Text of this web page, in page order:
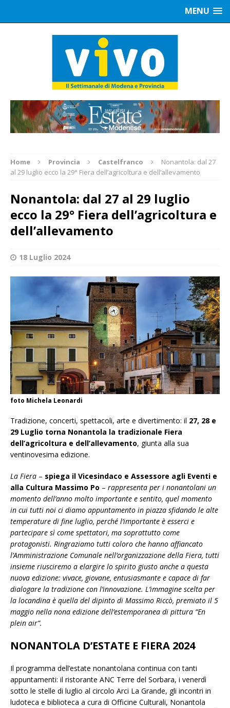
MENU
Home Provincia Castelfranco
Nonantola: dal 27
al 29 luglio ecco la 29° Fiera dell’agricoltura e dell’allevamento
Nonantola: dal 27 al 29 luglio
ecco la 29° Fiera dell’agricoltura e
dell’allevamento
18 Luglio 2024
foto Michela Leonardi
Tradizione, concerti, spettacoli, arte e divertimento: il 27, 28 e
29 Luglio torna Nonantola la tradizionale Fiera
dell’agricoltura e dell’allevamento, giunta alla sua
ventinovesima edizione.
La Fiera – spiega il Vicesindaco e Assessore agli Eventi e
alla Cultura Massimo Po – rappresenta per i nonantolani un
momento dell’anno molto importante e sentito, quel momento
in cui tutti noi ci diamo appuntamento in piazza sfidando le alte
temperature di fine luglio, perché l’importante è esserci e
partecipare sì come spettatori, ma soprattutto come
protagonisti. Ringraziamo tutti coloro che hanno affiancato
l’Amministrazione Comunale nell’organizzazione della Fiera, tutti
insieme riusciremo a elargire lo spirito giusto anche a questa
nuova edizione: vivace, giovane, entusiasmante e capace di far
dialogare la tradizione con l’innovazione. L’immagine scelta per
la locandina è quella del dipinto di Massimo Riccò, premiato il 5
maggio nella nona edizione dell’estemporanea di pittura “En
plein air”.
NONANTOLA D’ESTATE E FIERA 2024
Il programma dell’estate nonantolana continua con tanti
appuntamenti: il ristorante ANC Terre del Sorbara, i venerdì
sotto le stelle di luglio al circolo Arci La Grande, gli incontri in
ludoteca e biblioteca a cura di Officine Culturali, Nonantola